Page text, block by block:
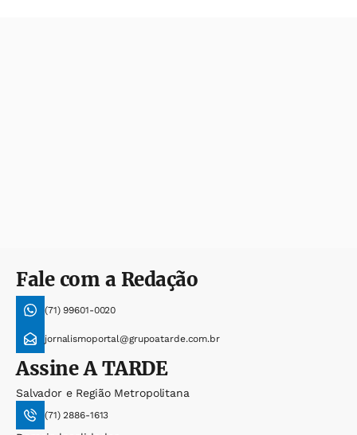
Fale com a Redação
(71) 99601-0020
jornalismoportal@grupoatarde.com.br
AssineA TARDE
Salvador e Região Metropolitana
(71) 2886-1613